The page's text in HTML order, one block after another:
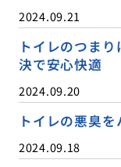
2024.09.21
トイレのつま
決で安心快適
2024.09.20
トイレの悪臭
2024.09.18